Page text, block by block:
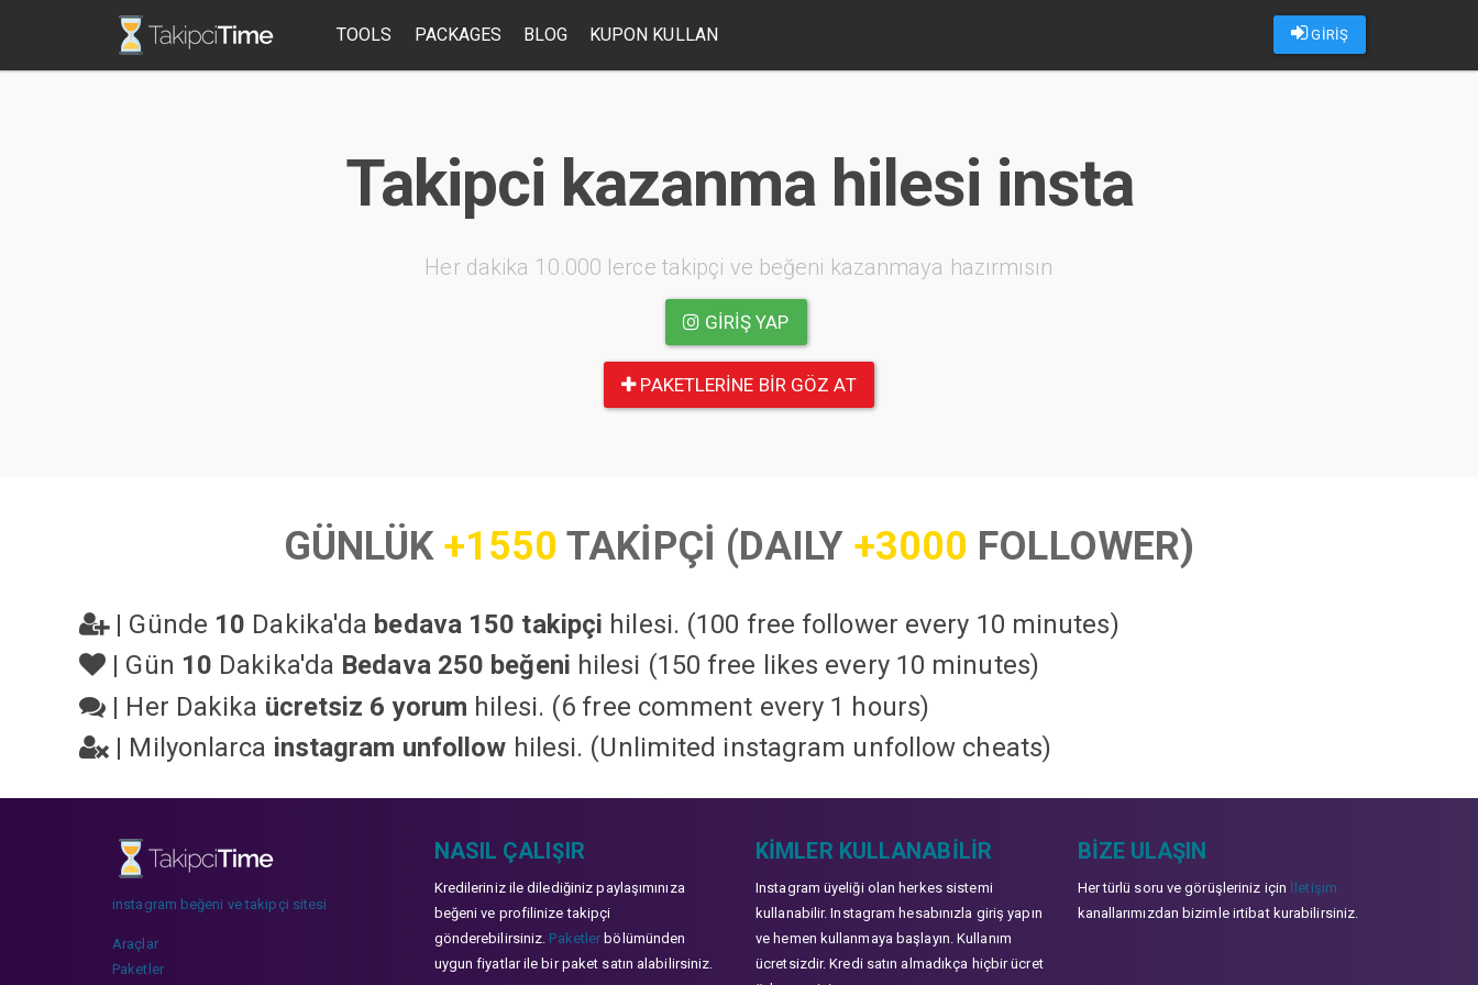
GİRİŞ
TOOLS PACKAGES BLOG KUPON KULLAN
Takipci kazanma hilesi insta
Her dakika 10.000 lerce takipçi ve beğeni kazanmaya hazırmısın
GIRIŞ YAP
PAKETLERINE BIR GÖZ AT
GÜNLÜK +1550 TAKİPÇİ (DAILY +3000 FOLLOWER)
| Günde 10 Dakika'da bedava 150 takipçi hilesi. (100 free follower every 10 minutes)
| Gün 10 Dakika'da Bedava 250 beğeni hilesi (150 free likes every 10 minutes)
| Her Dakika ücretsiz 6 yorum hilesi. (6 free comment every 1 hours)
| Milyonlarca instagram unfollow hilesi. (Unlimited instagram unfollow cheats)
instagram beğeni ve takipçi sitesi
Araçlar
Paketler
NASIL ÇALIŞIR
Kredileriniz ile dilediğiniz paylaşımınıza
beğeni ve profilinize takipçi
gönderebilirsiniz. Paketler bölümünden
uygun fiyatlar ile bir paket satın alabilirsiniz.
KIMLER KULLANABILIR
Instagram üyeliği olan herkes sistemi
kullanabilir. Instagram hesabınızla giriş yapın
ve hemen kullanmaya başlayın. Kullanım
ücretsizdir. Kredi satın almadıkça hiçbir ücret
BIZE ULAŞIN
Her türlü soru ve görüşleriniz için İletişim
kanallarımızdan bizimle irtibat kurabilirsiniz.